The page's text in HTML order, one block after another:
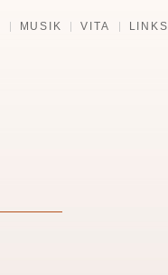
MUSIK VITA LINKS